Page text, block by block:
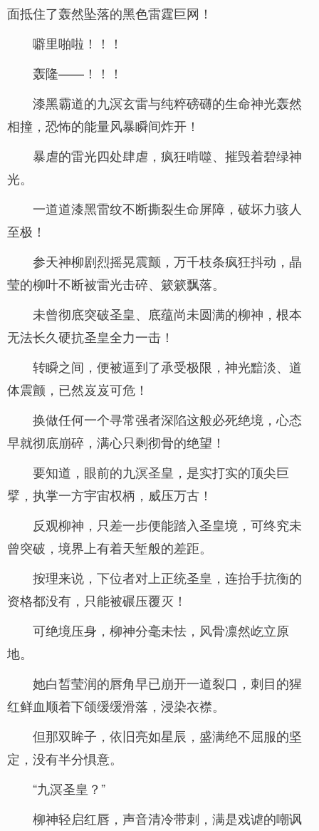
面抵住了轰然坠落的黑色雷霆巨网！
噼里啪啦！！！
轰隆——！！！
漆黑霸道的九溟玄雷与纯粹磅礴的生命神光轰然
相撞，恐怖的能量风暴瞬间炸开！
暴虐的雷光四处肆虐，疯狂啃噬、摧毁着碧绿神
光。
一道道漆黑雷纹不断撕裂生命屏障，破坏力骇人
至极！
参天神柳剧烈摇晃震颤，万千枝条疯狂抖动，晶
莹的柳叶不断被雷光击碎、簌簌飘落。
未曾彻底突破圣皇、底蕴尚未圆满的柳神，根本
无法长久硬抗圣皇全力一击！
转瞬之间，便被逼到了承受极限，神光黯淡、道
体震颤，已然岌岌可危！
换做任何一个寻常强者深陷这般必死绝境，心态
早就彻底崩碎，满心只剩彻骨的绝望！
要知道，眼前的九溟圣皇，是实打实的顶尖巨
擘，执掌一方宇宙权柄，威压万古！
反观柳神，只差一步便能踏入圣皇境，可终究未
曾突破，境界上有着天堑般的差距。
按理来说，下位者对上正统圣皇，连抬手抗衡的
资格都没有，只能被碾压覆灭！
可绝境压身，柳神分毫未怯，风骨凛然屹立原
地。
她白皙莹润的唇角早已崩开一道裂口，刺目的猩
红鲜血顺着下颌缓缓滑落，浸染衣襟。
但那双眸子，依旧亮如星辰，盛满绝不屈服的坚
定，没有半分惧意。
“九溟圣皇？”
柳神轻启红唇，声音清冷带刺，满是戏谑的嘲讽